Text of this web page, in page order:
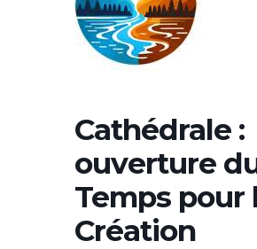
Cathédrale :
ouverture
Temps pour
Création